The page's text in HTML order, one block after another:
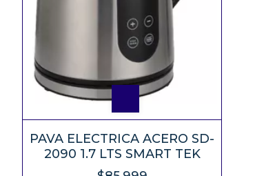
PAVA ELECTRICA ACERO SD-
2090 1.7 LTS SMART TEK